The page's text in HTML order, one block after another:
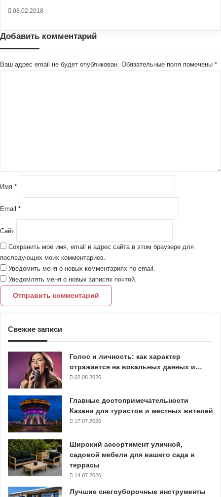
08.02.2018
Добавить комментарий
Ваш адрес email не будет опубликован. Обязательные поля помечены *
и
йИмя *
Email *
Сайт
Сохранить моё имя, email и адрес сайта в этом браузере для
последующих моих комментариев.
Уведомить меня о новых комментариях по email.
Уведомлять меня о новых записях почтой.
Свежие записи
Голос и личность: как характер
отражается на вокальных данных и…
02.08.2026
Главные достопримечательности
Казани для туристов и местных жителей
17.07.2026
Широкий ассортимент уличной,
садовой мебели для вашего сада и
террасы
14.07.2026
Лучшие снегоуборочные инструменты